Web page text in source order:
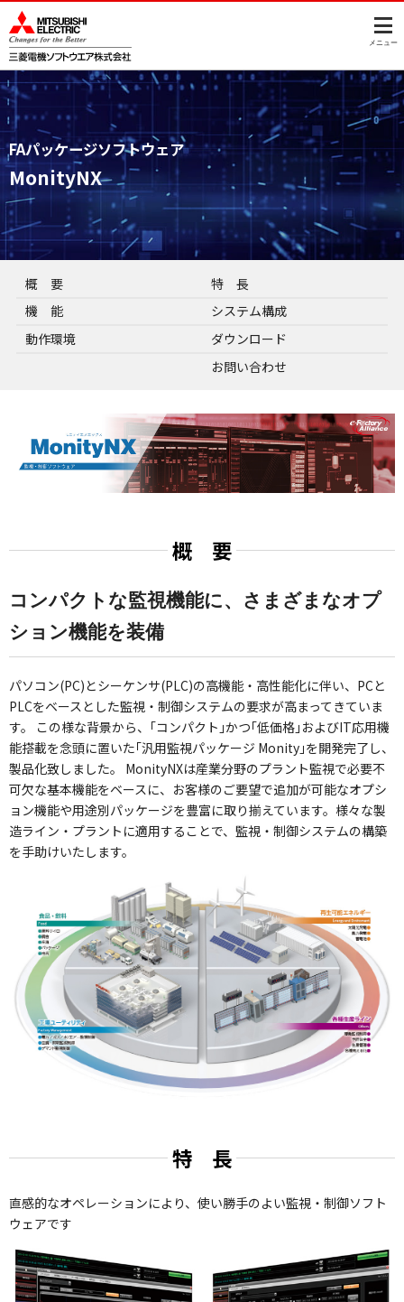
メニュー
FAパッケージソフトウェア
MonityNX
概 要
特 長
機 能
システム構成
動作環境
ダウンロード
お問い合わせ
概 要
コンパクトな監視機能に、さまざまなオプ
ション機能を装備
パソコン(PC)とシーケンサ(PLC)の高機能・高性能化に伴い、PCと
PLCをベースとした監視・制御システムの要求が高まってきていま
す。
この様な背景から、｢コンパクト｣かつ｢低価格｣およびIT応用機
能搭載を念頭に置いた｢汎用監視パッケージ Monity｣を開発完了し、
製品化致しました。
MonityNXは産業分野のプラント監視で必要不
可欠な基本機能をベースに、お客様のご要望で追加が可能なオプシ
ョン機能や用途別パッケージを豊富に取り揃えています。様々な製
造ライン・プラントに適用することで、監視・制御システムの構築
を手助けいたします。
特 長
直感的なオペレーションにより、使い勝手のよい監視・制御ソフト
ウェアです